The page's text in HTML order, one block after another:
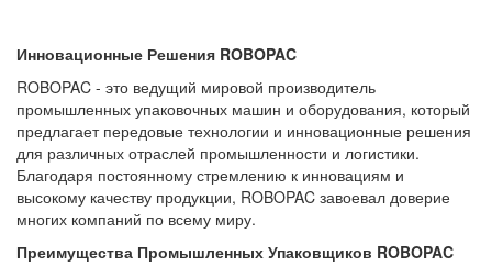
Инновационные Решения ROBOPAC
ROBOPAC - это ведущий мировой производитель
промышленных упаковочных машин и оборудования, который
предлагает передовые технологии и инновационные решения
для различных отраслей промышленности и логистики.
Благодаря постоянному стремлению к инновациям и
высокому качеству продукции, ROBOPAC завоевал доверие
многих компаний по всему миру.
Преимущества Промышленных Упаковщиков ROBOPAC